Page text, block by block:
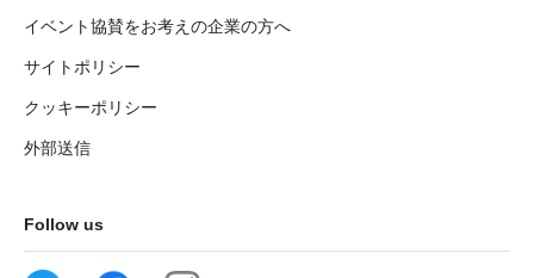
イベント協賛をお考えの企業の方へ
サイトポリシー
クッキーポリシー
外部送信
Follow us